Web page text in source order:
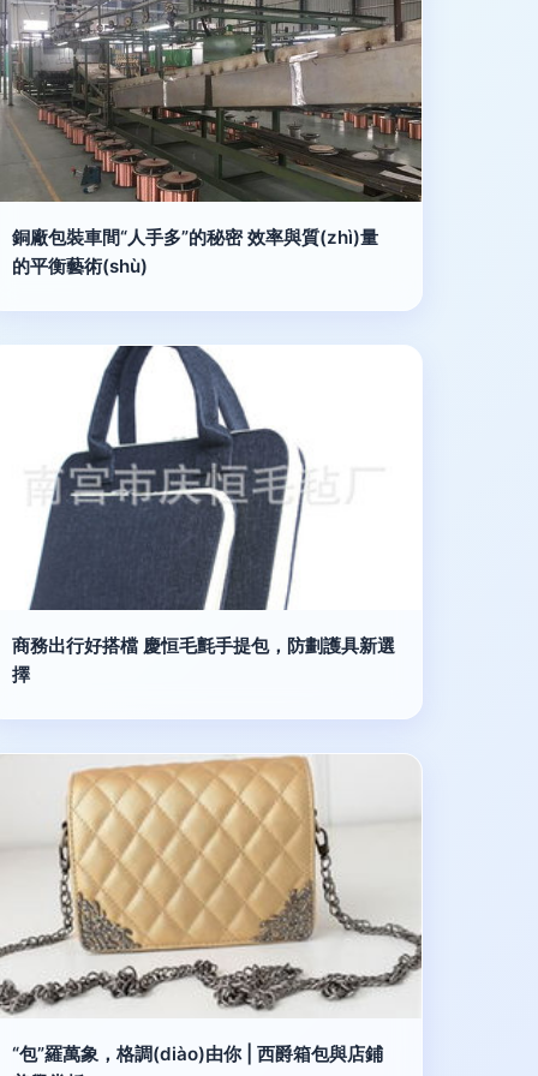
銅廠包裝車間“人手多”的秘密 效率與質(zhì)量
的平衡藝術(shù)
商務出行好搭檔 慶恒毛氈手提包，防劃護具新選
擇
“包”羅萬象，格調(diào)由你 | 西爵箱包與店鋪